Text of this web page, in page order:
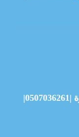
شركة مكافحة الثعابين في الفجيرة |0507036261|